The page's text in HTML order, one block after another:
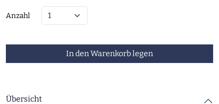
Anzahl
In den Warenkorb legen
Übersicht